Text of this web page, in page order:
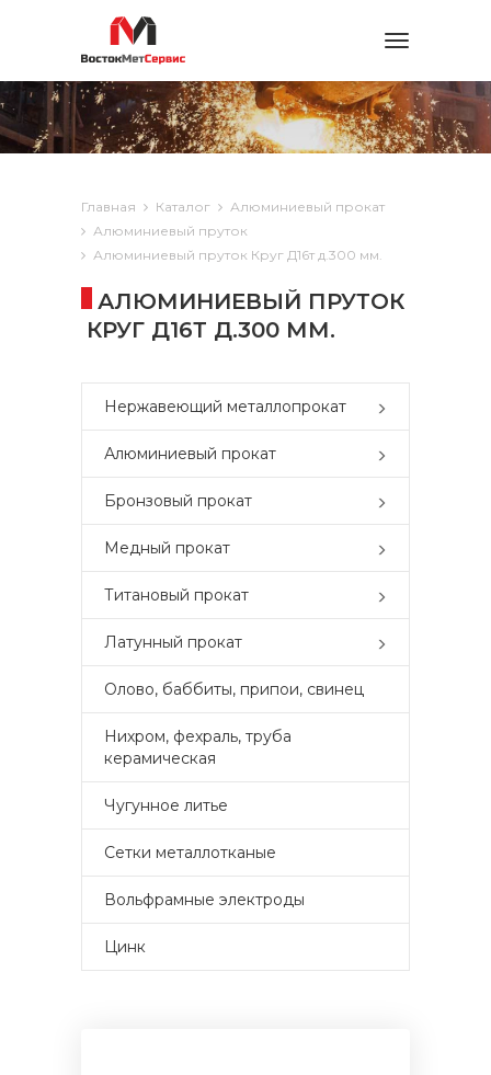
Toggle
Главная Каталог
Алюминиевый прокат
Алюминиевый пруток
Алюминиевый пруток Круг Д16т д.300 мм.
АЛЮМИНИЕВЫЙ ПРУТОК
КРУГ Д16Т Д.300 ММ.
Нержавеющий металлопрокат
Алюминиевый прокат
Бронзовый прокат
Медный прокат
Титановый прокат
Латунный прокат
Олово, баббиты, припои, свинец
Нихром, фехраль, труба
керамическая
Чугунное литье
Сетки металлотканые
Вольфрамные электроды
Цинк